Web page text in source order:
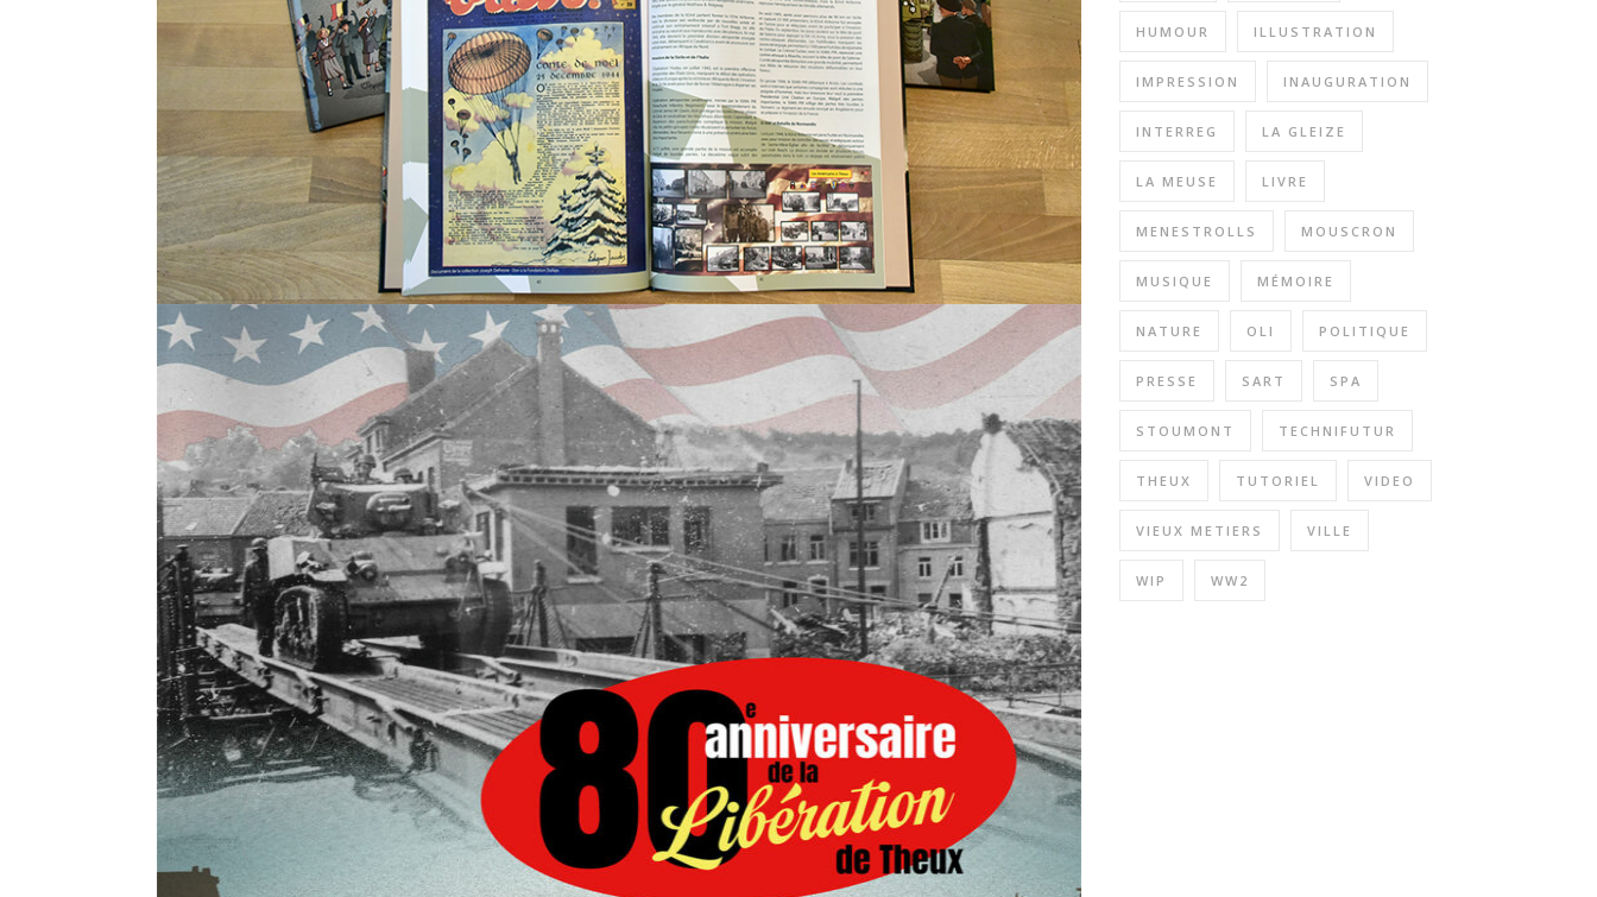
HUMOUR ILLUSTRATION
IMPRESSION INAUGURATION
INTERREG LA GLEIZE
LA MEUSE LIVRE
MENESTROLLS MOUSCRON
MUSIQUE MÉMOIRE
NATURE OLI POLITIQUE
PRESSE SART SPA
STOUMONT TECHNIFUTUR
THEUX TUTORIEL VIDEO
VIEUX METIERS VILLE
WIP WW2